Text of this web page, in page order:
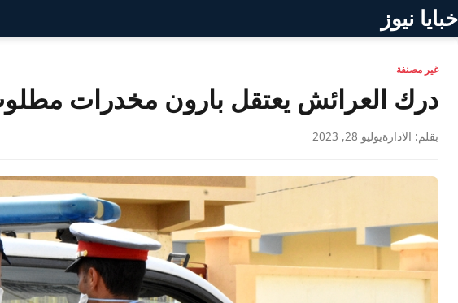
خبايا نيوز
غير مصنفة
درك العرائش يعتقل بارون مخدرات
بقلم: الادارةيوليو 28, 2023